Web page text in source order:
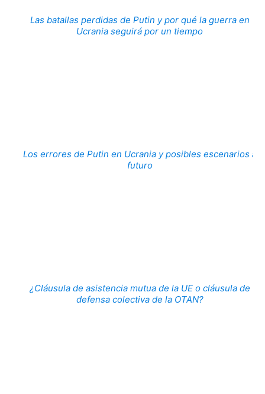
Las batallas perdidas de Putin y por qué la guerra en
Ucrania seguirá por un tiempo
Los errores de Putin en Ucrania y posibles escenarios a
futuro
¿Cláusula de asistencia mutua de la UE o cláusula de
defensa colectiva de la OTAN?